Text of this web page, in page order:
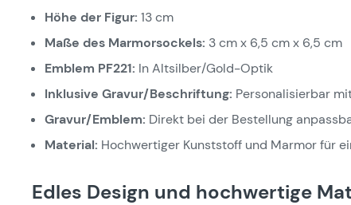
Höhe der Figur: 13 cm
Maße des Marmorsockels: 3 cm x 6,5 cm x 6,5 cm
Emblem PF221: In Altsilber/Gold-Optik
Inklusive Gravur/Beschriftung: Personalisierbar
Gravur/Emblem: Direkt bei der Bestellung
Material: Hochwertiger Kunststoff und Marmor für
Edles Design und hochwertige